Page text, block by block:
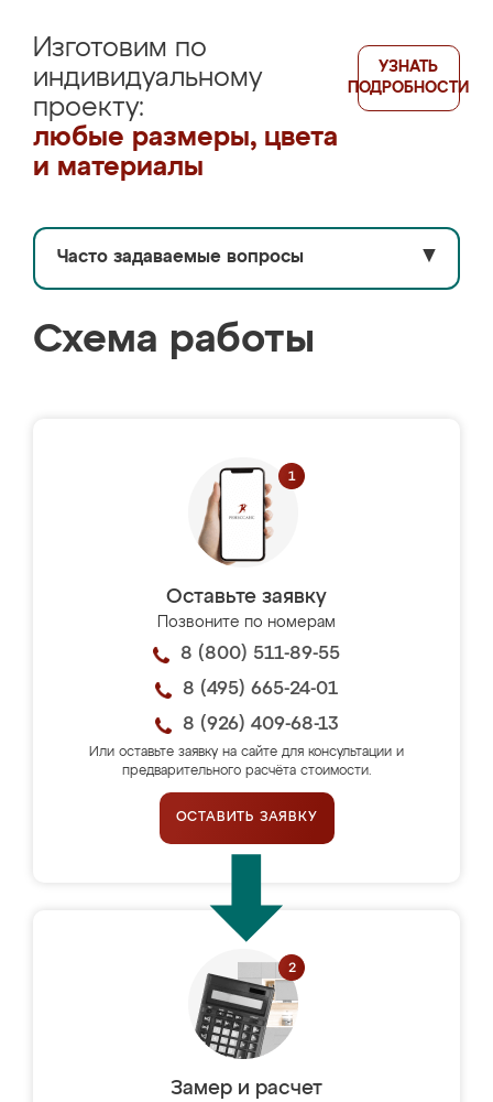
Изготовим по
индивидуальному
проекту:
любые размеры, цвета
и материалы
УЗНАТЬ
ПОДРОБНОСТИ
Часто задаваемые вопросы ▼
Схема работы
Оставьте заявку
Позвоните по номерам
8 (800) 511-89-55
8 (495) 665-24-01
8 (926) 409-68-13
Или оставьте заявку на сайте для консультации и
предварительного расчёта стоимости.
ОСТАВИТЬ ЗАЯВКУ
Замер и расчет